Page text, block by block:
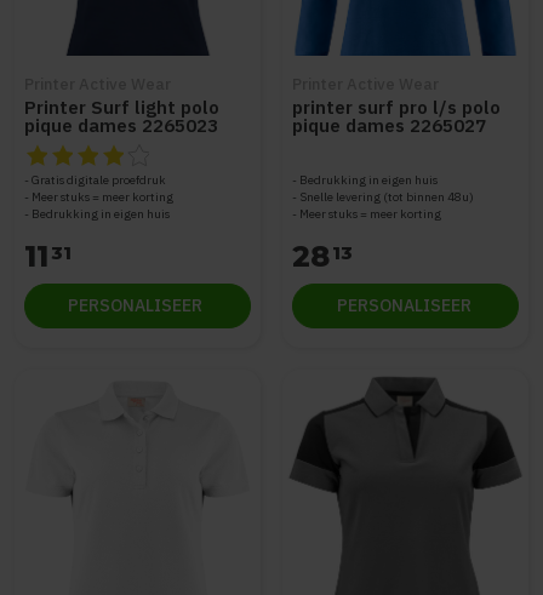
Printer Surf light polo
pique dames 2265023
De beoordeling van dit product is
Gratis digitale proefdruk
Meer stuks = meer korting
Bedrukking in eigen huis
11 31
PERSONALISEER
printer surf pro l/s polo
pique dames 2265027
Bedrukking in eigen huis
Snelle levering (tot binnen 48u)
Meer stuks = meer korting
2813
PERSONALISEER